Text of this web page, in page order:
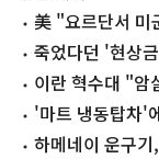
美 "요르단서 미
화 예고(종합)
죽었다던 '현상
등장이란 혁수대 "암
'마트 냉동탑차'
업체하메네이 운구